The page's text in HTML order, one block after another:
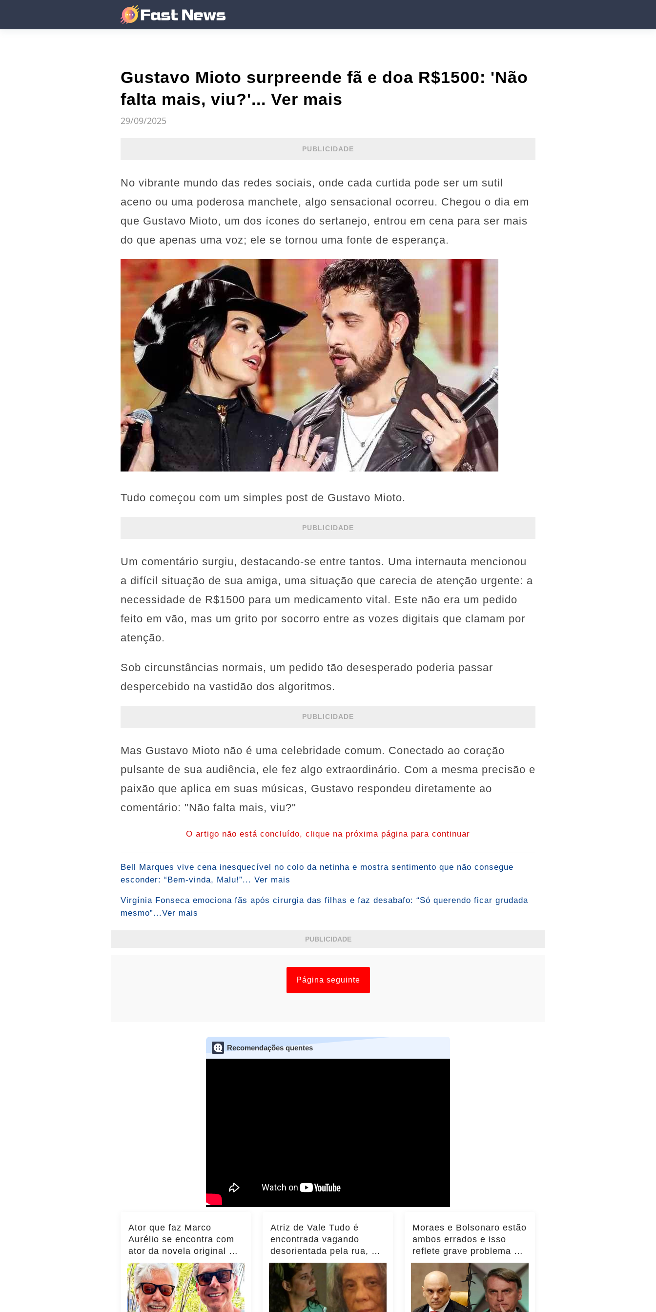
Gustavo Mioto surpreende fã e doa R$1500: 'Não
falta mais, viu?'... Ver mais
29/09/2025
PUBLICIDADE
No vibrante mundo das redes sociais, onde cada curtida pode ser um sutil
aceno ou uma poderosa manchete, algo sensacional ocorreu. Chegou o dia em
que Gustavo Mioto, um dos ícones do sertanejo, entrou em cena para ser mais
do que apenas uma voz; ele se tornou uma fonte de esperança.
Tudo começou com um simples post de Gustavo Mioto.
PUBLICIDADE
Um comentário surgiu, destacando-se entre tantos. Uma internauta mencionou
a difícil situação de sua amiga, uma situação que carecia de atenção urgente: a
necessidade de R$1500 para um medicamento vital. Este não era um pedido
feito em vão, mas um grito por socorro entre as vozes digitais que clamam por
atenção.
Sob circunstâncias normais, um pedido tão desesperado poderia passar
despercebido na vastidão dos algoritmos.
PUBLICIDADE
Mas Gustavo Mioto não é uma celebridade comum. Conectado ao coração
pulsante de sua audiência, ele fez algo extraordinário. Com a mesma precisão e
paixão que aplica em suas músicas, Gustavo respondeu diretamente ao
comentário: "Não falta mais, viu?"
O artigo não está concluído, clique na próxima página para continuar
Bell Marques vive cena inesquecível no colo da netinha e mostra sentimento que não consegue
esconder: “Bem-vinda, Malu!”... Ver mais
Virgínia Fonseca emociona fãs após cirurgia das filhas e faz desabafo: “Só querendo ficar grudada
mesmo”...Ver mais
PUBLICIDADE
Página seguinte
Recomendações quentes
Ator que faz Marco
Aurélio se encontra com
ator da novela original e
momento viraliza,
notícias!... ver mais
Atriz de Vale Tudo é
encontrada vagando
desorientada pela rua, e
filha faz... Ver mais
Moraes e Bolsonaro estão
ambos errados e isso
reflete grave problema do
Brasil, diz Transparência
Internacional